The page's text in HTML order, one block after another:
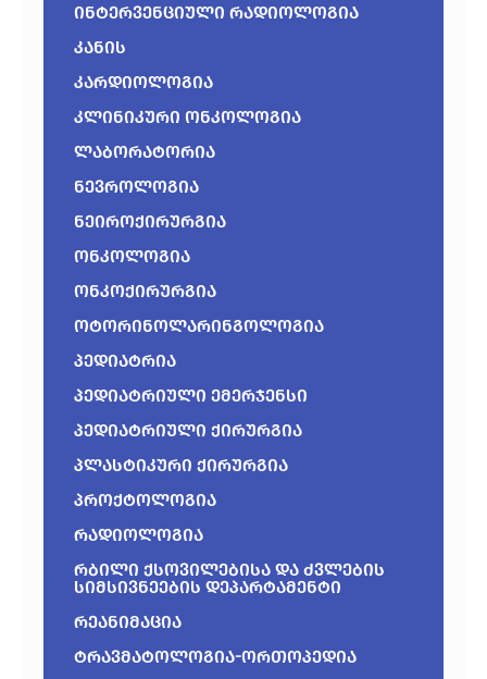
ინტერვენციული რადიოლოგია
კანის
კარდიოლოგია
კლინიკური ონკოლოგია
ლაბორატორია
ნევროლოგია
ნეიროქირურგია
ონკოლოგია
ონკოქირურგია
ოტორინოლარინგოლოგია
პედიატრია
პედიატრიული ემერჯენსი
პედიატრიული ქირურგია
პლასტიკური ქირურგია
პროქტოლოგია
რადიოლოგია
რბილი ქსოვილებისა და ძვლების
სიმსივნეების დეპარტამენტი
რეანიმაცია
ტრავმატოლოგია-ორთოპედია